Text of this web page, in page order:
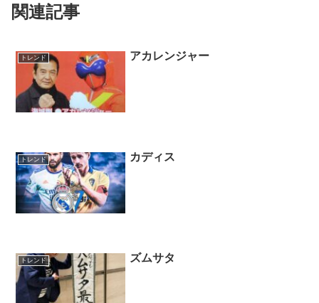
関連記事
トレンド アカレンジャー
トレンド カディス
トレンド ズムサタ